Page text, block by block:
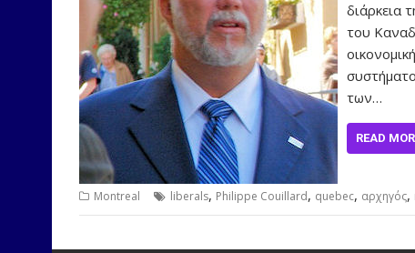
διάρκεια
του
των…
READ
Montreal liberals, Philippe Couillard, quebec, αρχηγός,